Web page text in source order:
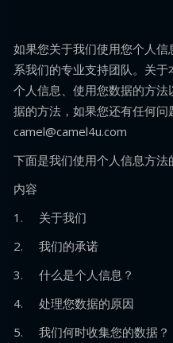
如果您关于我们使用您个人
系我们的专业支持团队。关
个人信息、使用您数据的方
据的方法，如果您还有任何问
camel@camel4u.com
下面是我们使用个人信息方法
内容
1. 关于我们
2. 我们的承诺
3. 什么是个人信息？
4. 处理您数据的原因
5. 我们何时收集您的数据？